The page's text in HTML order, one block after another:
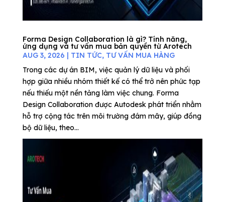
Forma Design Collaboration là gì? Tính năng,
ứng dụng và tư vấn mua bản quyền từ Arotech
AUG 3, 2026 | TIN TỨC, TƯ VẤN MUA HÀNG
Trong các dự án BIM, việc quản lý dữ liệu và phối
hợp giữa nhiều nhóm thiết kế có thể trở nên phức tạp
nếu thiếu một nền tảng làm việc chung. Forma
Design Collaboration được Autodesk phát triển nhằm
hỗ trợ cộng tác trên môi trường đám mây, giúp đồng
bộ dữ liệu, theo...